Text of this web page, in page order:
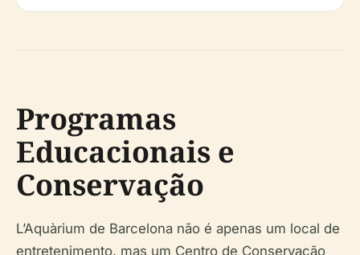
Programas
Educacionais e
Conservação
L’Aquàrium de Barcelona não é apenas um local de
entretenimento, mas um Centro de Conservação